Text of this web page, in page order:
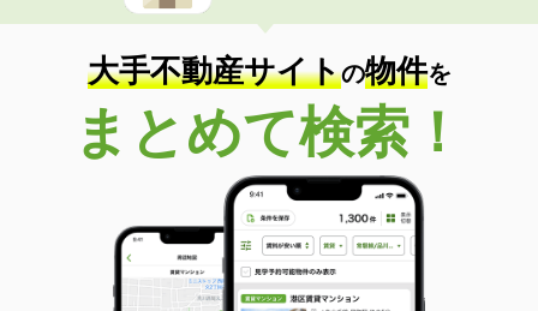
大手不動産サイトの物件を
まとめて検索！